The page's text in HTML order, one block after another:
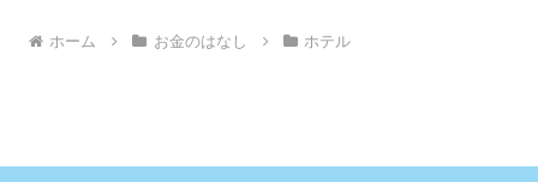
ホーム お金のはなし ホテル